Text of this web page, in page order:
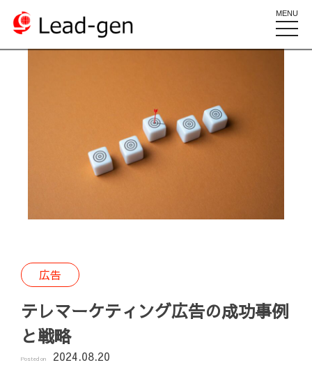
MENU
toggle
広告
テレマーケティング広告の成功事例
と戦略
Posted on 2024.08.20